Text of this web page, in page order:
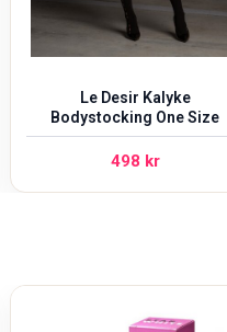
Le Desir Kalyke
Bodystocking One Size
498 kr